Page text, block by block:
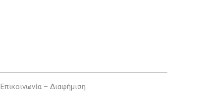
Επικοινωνία – Διαφήμιση